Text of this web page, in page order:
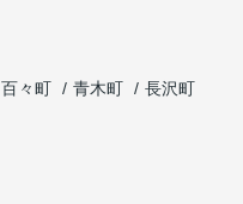
百々町 青木町
長沢町